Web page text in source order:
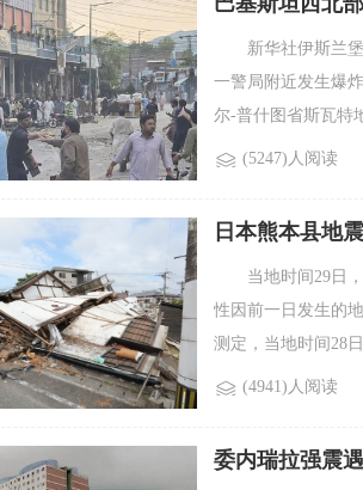
新华社伊斯兰堡8
一警局附近发生爆
尔-普什图省斯瓦特
(5247)人阅读
日本熊本县地
当地时间29日，
性因前一日发生的
测定，当地时间28
(4941)人阅读
委内瑞拉强震